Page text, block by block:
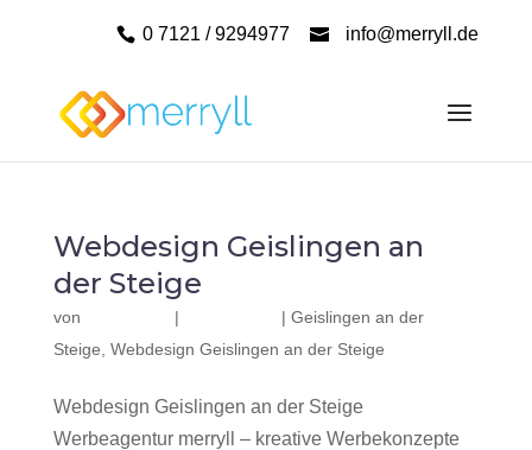
0 7121 / 9294977 info@merryll.de
Webdesign Geislingen an
der Steige
von | | Geislingen an der
Steige Webdesign Geislingen an der Steige
Webdesign Geislingen an der Steige
Werbeagentur merryll – kreative Werbekonzepte